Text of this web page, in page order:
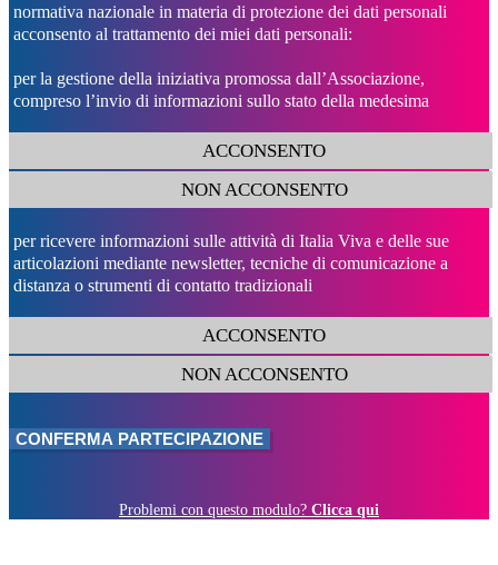
normativa nazionale in materia di protezione dei dati personali
acconsento al trattamento dei miei dati personali:
per la gestione della iniziativa promossa dall’Associazione,
compreso l’invio di informazioni sullo stato della medesima
ACCONSENTO
NON ACCONSENTO
per ricevere informazioni sulle attività di Italia Viva e delle sue
articolazioni mediante newsletter, tecniche di comunicazione a
distanza o strumenti di contatto tradizionali
ACCONSENTO
NON ACCONSENTO
Problemi con questo modulo? Clicca qui